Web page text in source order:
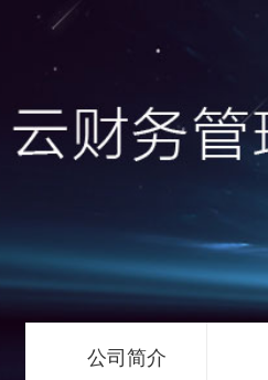
公司简介